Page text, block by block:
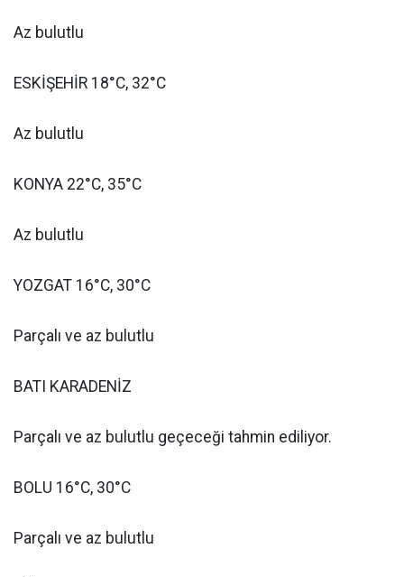
Az bulutlu
ESKİŞEHİR 18°C, 32°C
Az bulutlu
KONYA 22°C, 35°C
Az bulutlu
YOZGAT 16°C, 30°C
Parçalı ve az bulutlu
BATI KARADENİZ
Parçalı ve az bulutlu geçeceği tahmin ediliyor.
BOLU 16°C, 30°C
Parçalı ve az bulutlu